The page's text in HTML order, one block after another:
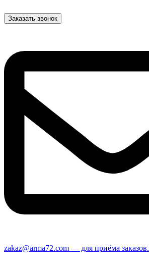
Заказать звонок
zakaz@arma72.com — для приёма заказов.